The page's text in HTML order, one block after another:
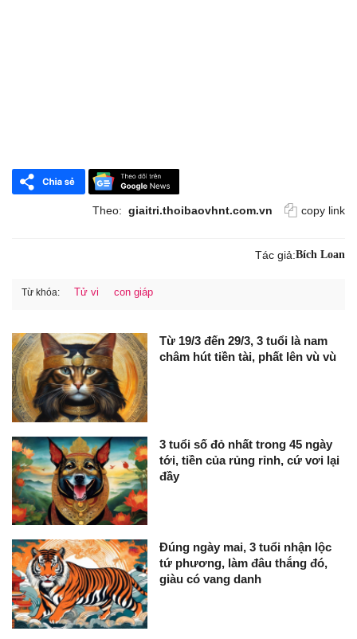
Theo: giaitri.thoibaovhnt.com.vn copy link
Tác giả:Bích Loan
Từ khóa: Tử vi con giáp
Từ 19/3 đến 29/3, 3 tuổi là nam
châm hút tiền tài, phất lên vù vù
3 tuổi số đỏ nhất trong 45 ngày
tới, tiền của rủng rỉnh, cứ vơi lại
đầy
Đúng ngày mai, 3 tuổi nhận lộc
tứ phương, làm đâu thắng đó,
giàu có vang danh